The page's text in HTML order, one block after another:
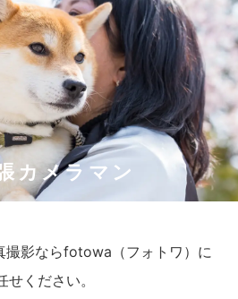
カメラマン
撮影ならfotowa（フォトワ）に
せください。